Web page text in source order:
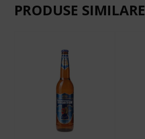
PRODUSE SIMILARE